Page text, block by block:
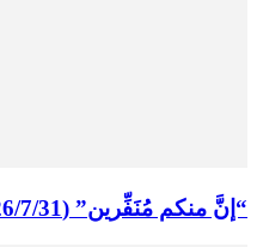
“إنَّ منكم مُنَفِّرين” (2026/7/31)